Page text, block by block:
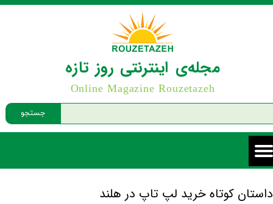
جستجو
مجله‌ی اینترنتی روز تازه
Online Magazine Rouzetazeh
داستان کوتاه خرید لپ تاپ در هلند